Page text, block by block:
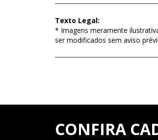
Texto Legal:
* Imagens meramente
ser modificados sem aviso
CONFIRA